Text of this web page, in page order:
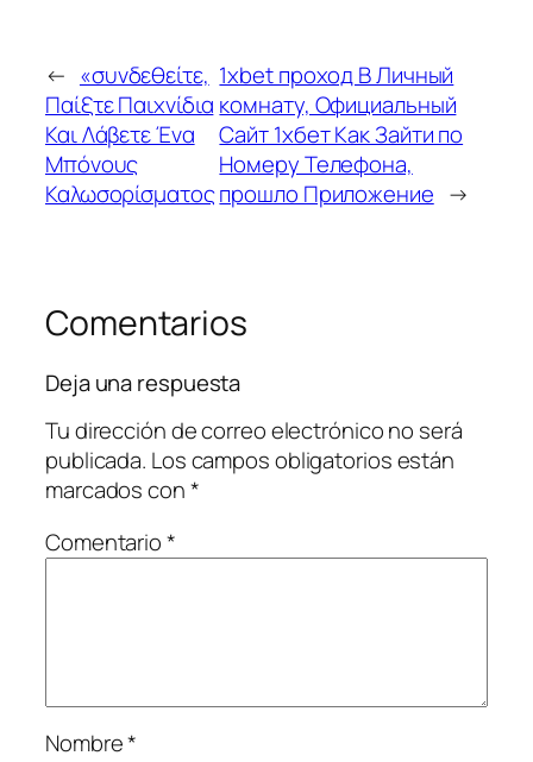
← «συνδεθείτε,
Παίξτε Παιχνίδια
Και Λάβετε Ένα
Μπόνους
Καλωσορίσματος
1xbet проход В Личный
комнату, Официальный
Сайт 1хбет Как Зайти по
Номеру Телефона,
прошло Приложение →
Comentarios
Deja una respuesta
Tu dirección de correo electrónico no será
publicada. Los campos obligatorios están
marcados con*
Comentario*
Nombre*